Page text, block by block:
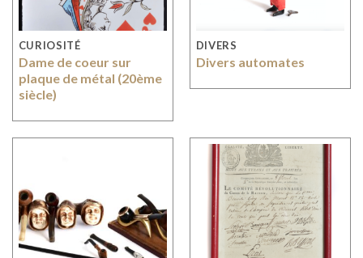
CURIOSITÉ
Dame de coeur sur
plaque de métal (20ème
siècle)
DIVERS
Divers automates